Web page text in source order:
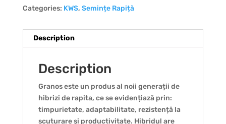
Categories: KWS, Semințe Rapiță
Description
Description
Granos este un produs al noii generații de
hibrizi de rapita, ce se evidențiază prin:
timpurietate, adaptabilitate, rezistență la
scuturare și productivitate. Hibridul are